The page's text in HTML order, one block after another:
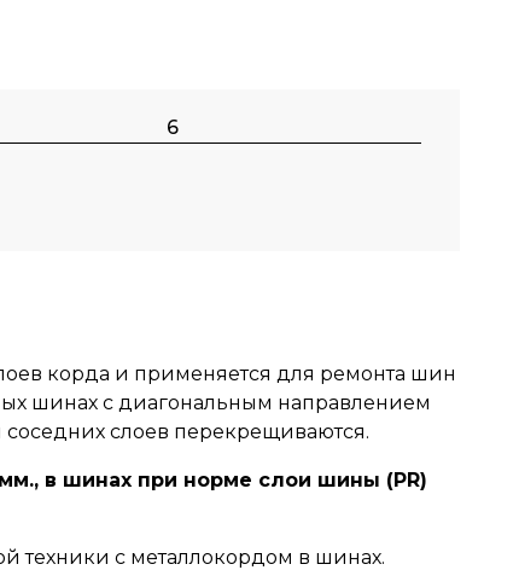
6
корда и применяется для ремонта шин
шинах с диагональным направлением
соседних слоев перекрещиваются.
в шинах при норме слои шины (PR)
техники с металлокордом в шинах.